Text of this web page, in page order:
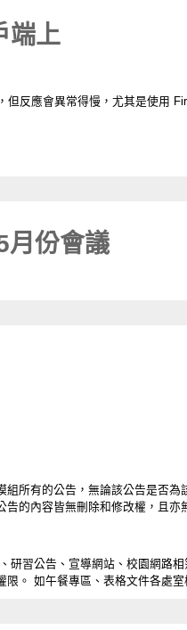
端上
反應會異常得慢，尤其是使用
月份會議
所有的公告，無論該公告是否
的內容皆無刪除和修改權，且亦
研習公告、宣導網站、校園網路
。 如午餐專區、表格文件各處室